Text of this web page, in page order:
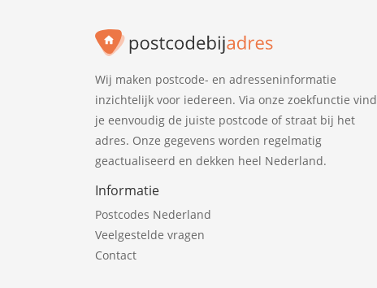
Wij maken postcode- en adresseninformatie
inzichtelijk voor iedereen. Via onze zoekfunctie vind
je eenvoudig de juiste postcode of straat bij het
adres. Onze gegevens worden regelmatig
geactualiseerd en dekken heel Nederland.
Informatie
Postcodes Nederland
Veelgestelde vragen
Contact